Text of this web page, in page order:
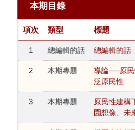
本期目錄
項次 類型 標題
1 總編輯的話 總編輯的話
2 本期專題
導論──原
泛原民性
3 本期專題
原民性建構
園想像、未